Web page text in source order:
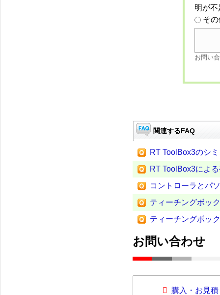
明が
そ
お問い
関連するFAQ
RT ToolBox3のシ
RT ToolBox3によ
コントローラとパ
ティーチングボッ
ティーチングボッ
お問い合わせ
購入・お見